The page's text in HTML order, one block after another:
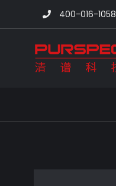
400-016-1058